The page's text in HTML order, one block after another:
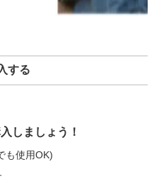
する
しましょう！
も使用OK)